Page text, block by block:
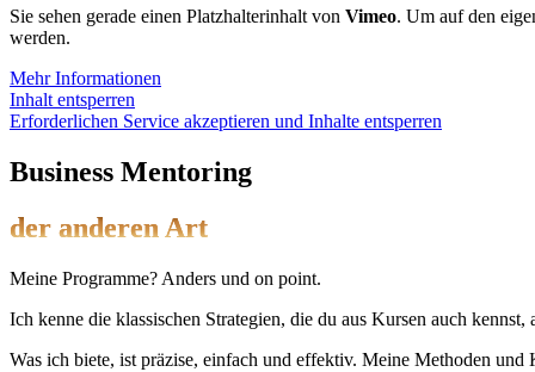
Sie sehen gerade einen Platzhalterinhalt von Vimeo. Um auf den
werden.
Mehr Informationen
Inhalt entsperren
Erforderlichen Service akzeptieren und Inhalte entsperren
Business Mentoring
der anderen Art
Meine Programme? Anders und on point.
Ich kenne die klassischen Strategien, die du aus Kursen auch
Was ich biete, ist präzise, einfach und effektiv. Meine Methoden